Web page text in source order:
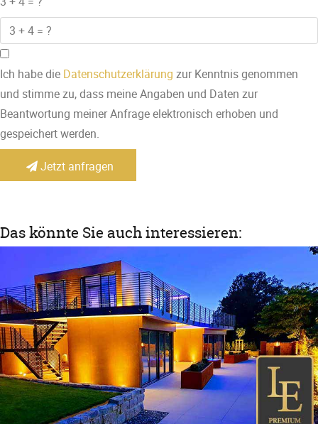
Ich habe die Datenschutzerklärung zur Kenntnis genommen
und stimme zu, dass meine Angaben und Daten zur
Beantwortung meiner Anfrage elektronisch erhoben und
gespeichert werden.
Jetzt anfragen
Das könnte Sie auch interessieren: